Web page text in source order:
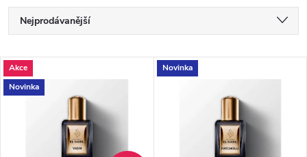
Ř
a
z
Nejprodávanější
Nejdražší
V
ý
Akce
Novinka
Novinka